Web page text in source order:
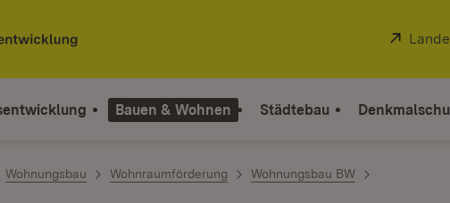
Bauen & Wohnen Städtebau
Wohnungsbau Wohnraumförderung Wohnungsbau BW